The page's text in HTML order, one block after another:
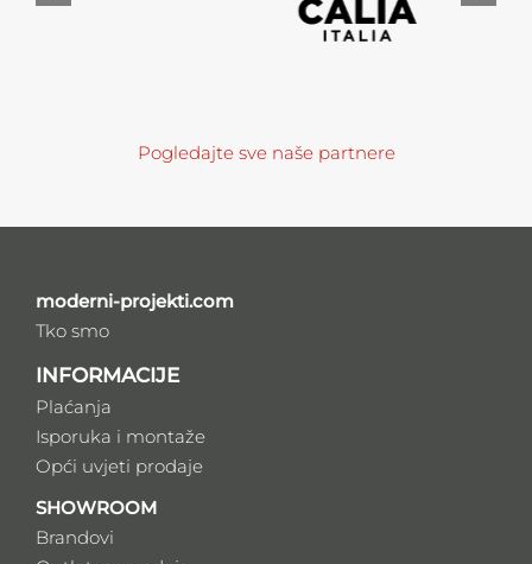
Pogledajte sve naše partnere
moderni-projekti.com
Tko smo
INFORMACIJE
Plaćanja
Isporuka i montaže
Opći uvjeti prodaje
SHOWROOM
Brandovi